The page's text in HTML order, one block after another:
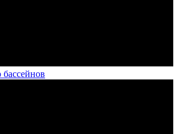
бассейнов